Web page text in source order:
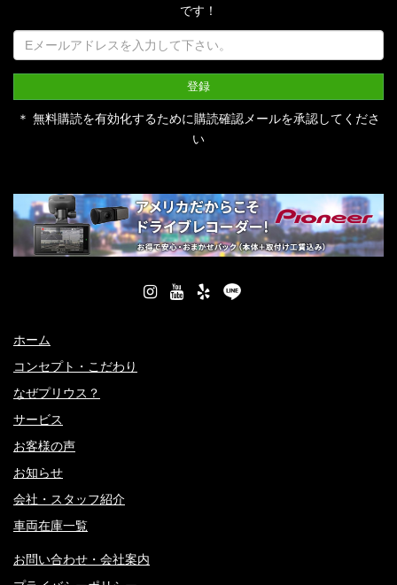
です！
＊ 無料購読を有効化するために購読確認メールを承認してくださ
い
ホーム
コンセプト・こだわり
なぜプリウス？
サービス
お客様の声
お知らせ
会社・スタッフ紹介
車両在庫一覧
お問い合わせ・会社案内